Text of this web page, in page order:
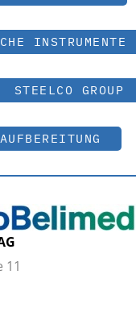
INSTRUMENTE
STEELCO GROUP
11